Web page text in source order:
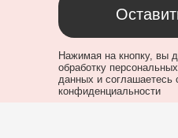
Нажимая на кнопку, вы
обработку персональных
данных и соглашаетесь
конфиденциальности